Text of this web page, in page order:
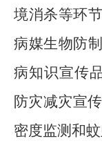
境消杀等环
病媒生物防
病知识宣传
防灾减灾宣传
密度监测和